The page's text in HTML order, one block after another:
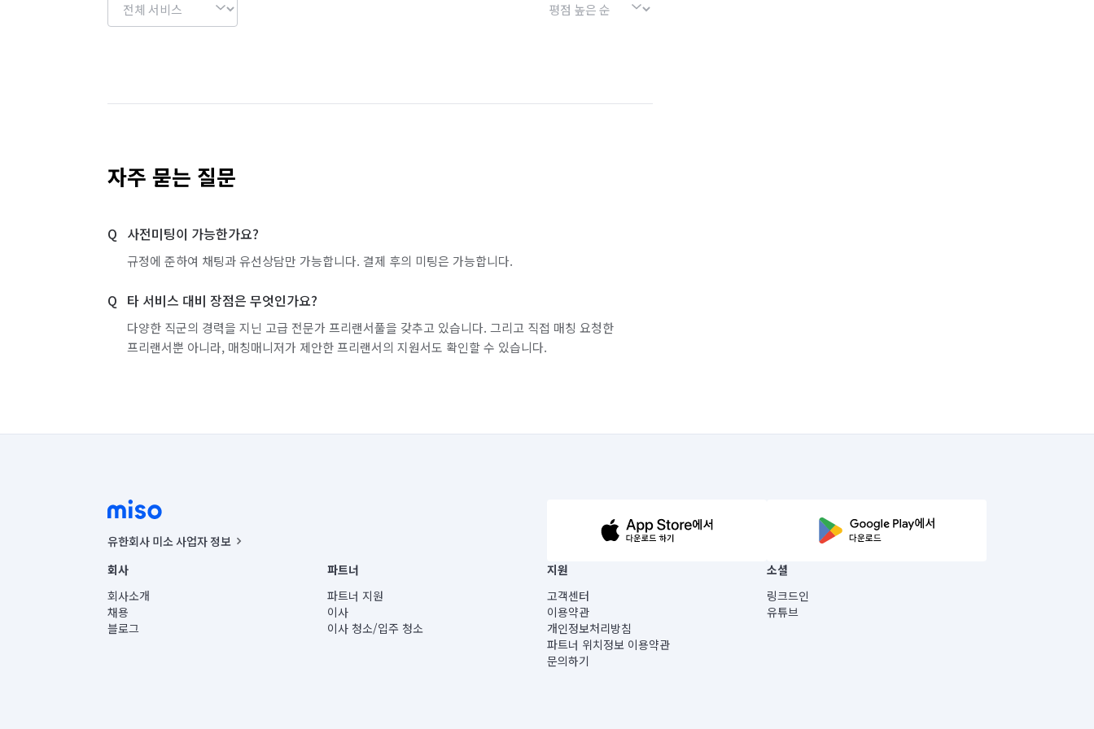
자주 묻는 질문
사전미팅이 가능한가요?
규정에 준하여 채팅과 유선상담만 가능합니다. 결제 후의 미팅은 가능합니다.
타 서비스 대비 장점은 무엇인가요?
다양한 직군의 경력을 지닌 고급 전문가 프리랜서풀을 갖추고 있습니다. 그리고 직접 매칭 요청한
프리랜서뿐 아니라, 매칭매니저가 제안한 프리랜서의 지원서도 확인할 수 있습니다.
유한회사 미소 사업자 정보
사업자등록번호 : 291-87-00271 | 인허가번호 : 2016-3220163-14-5-00019 |
통신판매신고번호 : 2024-서울종로-1400(공정거래위원회 정보) |
대표이사 : CHING VICTOR COLUMBIA RHEE
주소 | 본사: 서울특별시 종로구 율곡로 6(중학동, 트윈트리빌딩) B동 5층
컨택센터 : 서울특별시 종로구 수송동 율곡로 24, 7층, 8층 미소
회사
회사소개
채용
블로그
파트너
파트너 지원
이사
이사 청소/입주 청소
지원
고객센터
이용약관
개인정보처리방침
파트너 위치정보 이용약관
문의하기
소셜
링크드인
유튜브